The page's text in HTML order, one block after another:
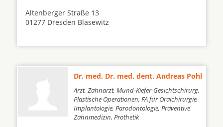
Altenberger Straße 13
01277 Dresden Blasewitz
Dr. med. Dr. med. dent. Andreas Pohl
Arzt, Zahnarzt, Mund-Kiefer-Gesichtschirurg,
Plastische Operationen, FA für Oralchirurgie,
Implantologie, Parodontologie, Präventive
Zahnmedizin, Prothetik